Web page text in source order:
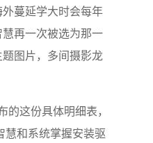
蔓延学大时会每年
再一次被选为那一
图片，多间摄影龙
的这份具体明细表，
慧和系统掌握安装驱